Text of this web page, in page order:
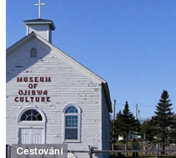
Cestování